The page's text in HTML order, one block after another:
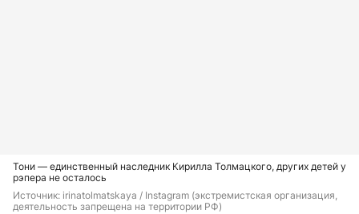
Тони — единственный наследник Кирилла Толмацкого, других детей у
рэпера не осталось
Источник: irinatolmatskaya / Instagram (экстремистская организация,
деятельность запрещена на территории РФ)